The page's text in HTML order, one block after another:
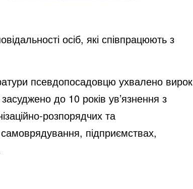
осіб, які співпрацюють з
псевдопосадовцю ухвалено вирок
до 10 років ув’язнення з
розпорядчих та
підприємствах,